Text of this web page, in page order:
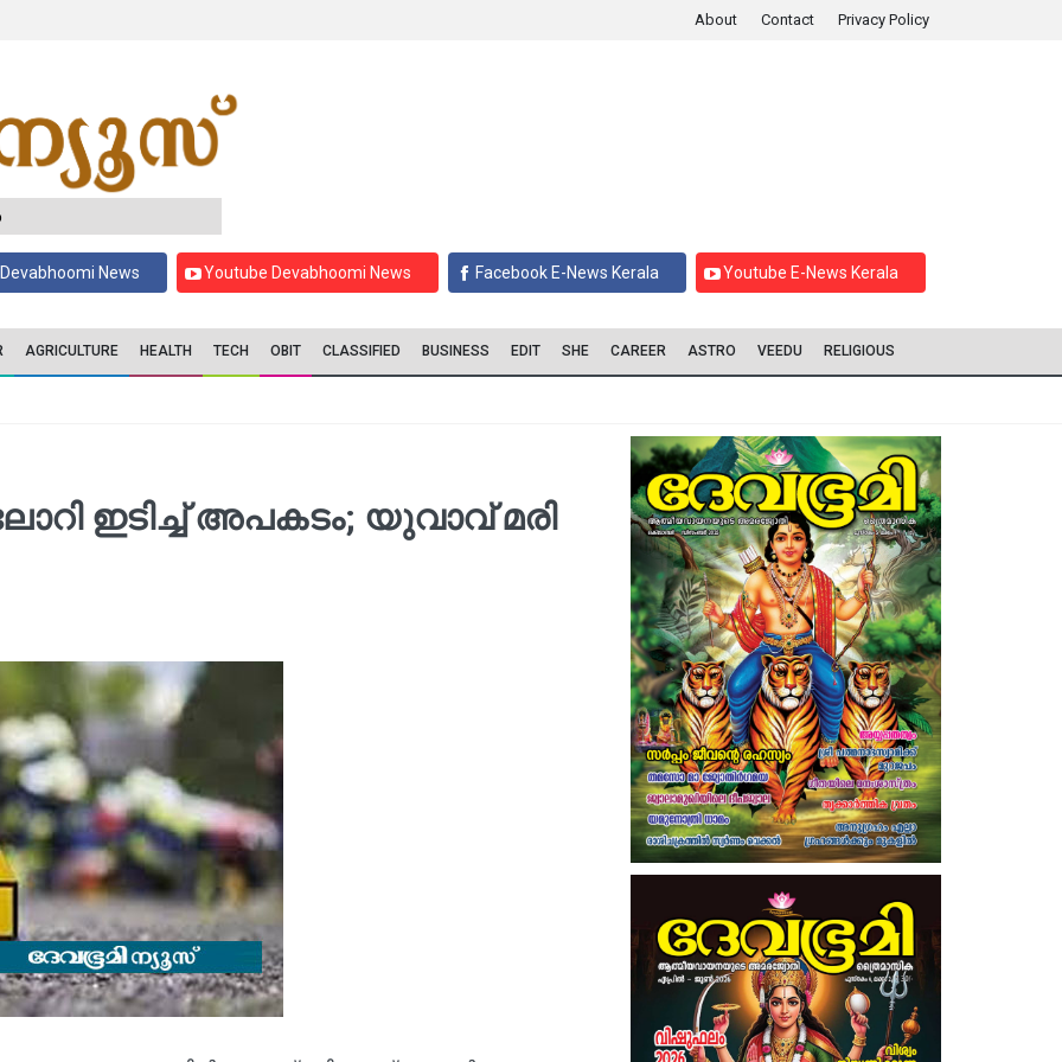
About Contact Privacy Policy
News Youtube Devabhoomi News Facebook E-News Kerala Youtube E-News Kerala
AGRICULTURE HEALTH TECH OBIT CLASSIFIED BUSINESS EDIT SHE CAREER ASTRO VEEDU RELIGIOUS
ഇ​ടി​ച്ച് അ​പ​ക​ടം; യു​വാ​വ് മ​രി​